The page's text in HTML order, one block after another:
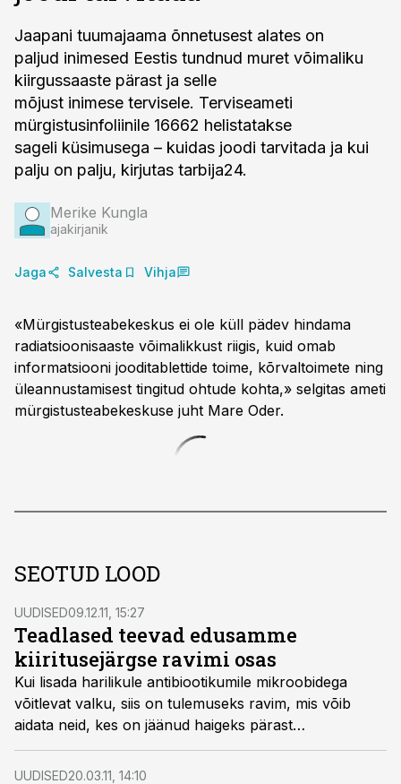
Jaapani tuumajaama õnnetusest alates on
paljud inimesed Eestis tundnud muret võimaliku
kiirgussaaste pärast ja selle
mõjust inimese tervisele. Terviseameti
mürgistusinfoliinile 16662 helistatakse
sageli küsimusega – kuidas joodi tarvitada ja kui
palju on palju, kirjutas tarbija24.
Merike Kungla
ajakirjanik
Jaga Salvesta Vihja
«Mürgistusteabekeskus ei ole küll pädev hindama
radiatsioonisaaste võimalikkust riigis, kuid omab
informatsiooni jooditablettide toime, kõrvaltoimete ning
üleannustamisest tingitud ohtude kohta,» selgitas ameti
mürgistusteabekeskuse juht Mare Oder.
SEOTUD LOOD
UUDISED09.12.11, 15:27
Teadlased teevad edusamme
kiiritusejärgse ravimi osas
Kui lisada harilikule antibiootikumile mikroobidega
võitlevat valku, siis on tulemuseks ravim, mis võib
aidata neid, kes on jäänud haigeks pärast
tuumarünnakut või on jäänud mõne muu ohtliku
UUDISED20.03.11, 14:10